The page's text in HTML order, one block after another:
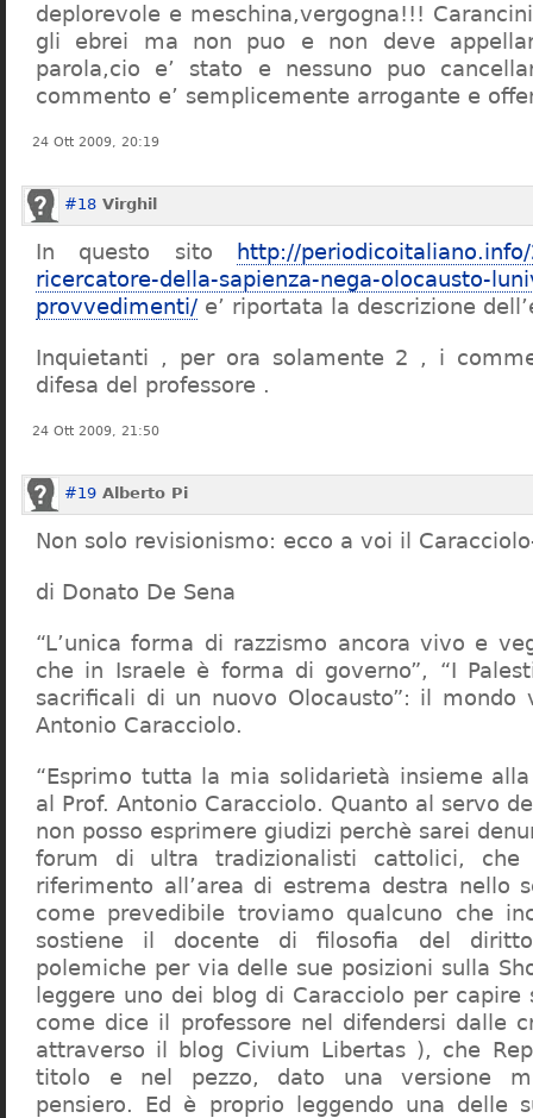
deplorevole e meschina,vergogna!!!
gli ebrei ma non puo e non deve
parola,cio e’ stato e nessuno puo
commento e’ semplicemente arrogante e
24 Ott 2009, 20:19
#18 Virghil
In questo sito
http://
ricercatore-della-sapienza-nega-olocausto-
provvedimenti/ e’ riportata la descrizione
Inquietanti , per ora solamente 2 , i
difesa del professore .
24 Ott 2009, 21:50
#19 Alberto Pi
Non solo revisionismo: ecco a voi il
di Donato De Sena
“L’unica forma di razzismo ancora vivo e
che in Israele è forma di governo”, “I
sacrificali di un nuovo Olocausto”: il mondo
Antonio Caracciolo.
“Esprimo tutta la mia solidarietà insieme
al Prof. Antonio Caracciolo. Quanto al servo
non posso esprimere giudizi perchè sarei
forum di ultra tradizionalisti cattolici,
riferimento all’area di estrema destra nello
come prevedibile troviamo qualcuno che
sostiene il docente di filosofia del
polemiche per via delle sue posizioni sulla
leggere uno dei blog di Caracciolo per
come dice il professore nel difendersi dalle
attraverso il blog Civium Libertas ), che
titolo e nel pezzo, dato una versione
pensiero. Ed è proprio leggendo una delle